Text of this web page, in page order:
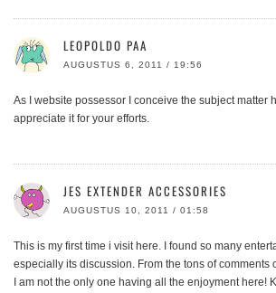
LEOPOLDO PAA
AUGUSTUS 6, 2011 / 19:56
As I website possessor I conceive the subject matter
appreciate it for your efforts.
JES EXTENDER ACCESSORIES
AUGUSTUS 10, 2011 / 01:58
This is my first time i visit here. I found so many
especially its discussion. From the tons of comments
I am not the only one having all the enjoyment here!